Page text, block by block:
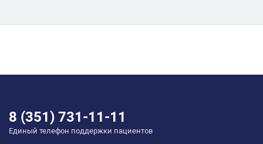
8 (351) 731-11-11
Единый телефон поддержки пациентов